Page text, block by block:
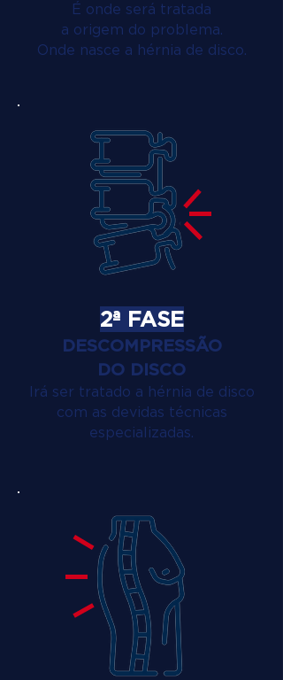
É onde será tratada
a origem do problema.
Onde nasce a hérnia de disco.
2ª FASE
DESCOMPRESSÃO
DO DISCO
Irá ser tratado a hérnia de disco
com as devidas técnicas
especializadas.